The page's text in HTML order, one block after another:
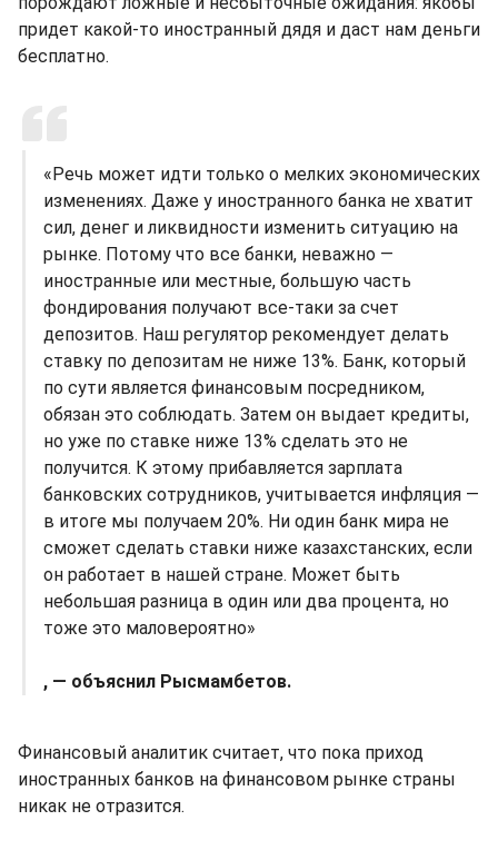
придет какой-то иностранный дядя и даст нам деньги
бесплатно.
«Речь может идти только о мелких экономических
изменениях. Даже у иностранного банка не хватит
сил, денег и ликвидности изменить ситуацию на
рынке. Потому что все банки, неважно —
иностранные или местные, большую часть
фондирования получают все-таки за счет
депозитов. Наш регулятор рекомендует делать
ставку по депозитам не ниже 13%. Банк, который
по сути является финансовым посредником,
обязан это соблюдать. Затем он выдает кредиты,
но уже по ставке ниже 13% сделать это не
получится. К этому прибавляется зарплата
банковских сотрудников, учитывается инфляция —
в итоге мы получаем 20%. Ни один банк мира не
сможет сделать ставки ниже казахстанских, если
он работает в нашей стране. Может быть
небольшая разница в один или два процента, но
тоже это маловероятно»
, — объяснил Рысмамбетов.
Финансовый аналитик считает, что пока приход
иностранных банков на финансовом рынке страны
никак не отразится.